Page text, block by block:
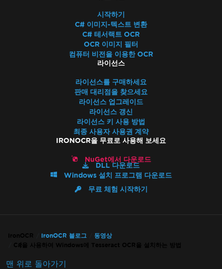
시작하기
C# 이미지-텍스트 변환
C# 테서랙트 OCR
OCR 이미지 필터
컴퓨터 비전을 이용한 OCR
라이선스
라이선스를 구매하세요
판매 대리점을 찾으세요
라이선스 업그레이드
라이선스 갱신
라이선스 키 사용 방법
최종 사용자 사용권 계약
IRONOCR을 무료로 사용해 보세요
NuGet에서 다운로드
DLL 다운로드
Windows 설치 프로그램 다운로드
무료 체험 시작하기
IronOCR IronOCR 블로그
동영상
C#을 사용하여 Windows에 Tesseract OCR을 설치하는 방법
맨 위로 돌아가기